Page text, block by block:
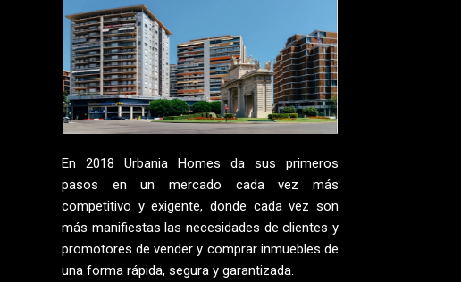
En 2018 Urbania Homes da sus primeros
pasos en un mercado cada vez más
competitivo y exigente, donde cada vez son
más manifiestas las necesidades de clientes y
promotores de vender y comprar inmuebles de
una forma rápida, segura y garantizada.